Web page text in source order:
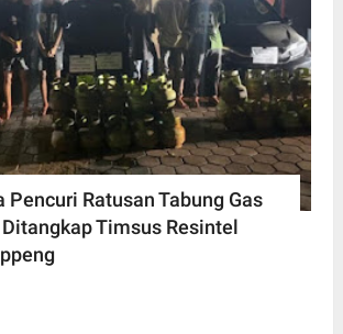
Pencuri Ratusan Tabung Gas
Timsus Resintel